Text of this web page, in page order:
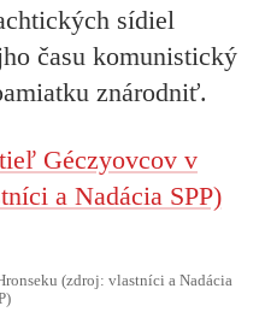
sídiel
času komunistický
znárodniť.
(zdroj: vlastníci a Nadácia